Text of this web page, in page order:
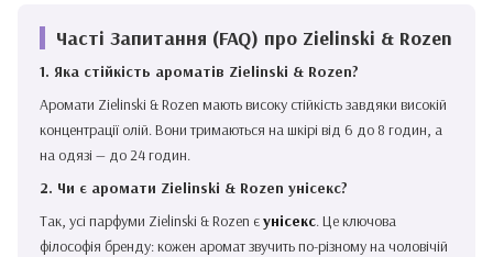
Часті Запитання (FAQ) про Zielinski & Rozen
1. Яка стійкість ароматів Zielinski & Rozen?
Аромати Zielinski & Rozen мають високу стійкість завдяки високій
концентрації олій. Вони тримаються на шкірі від 6 до 8 годин, а
на одязі — до 24 годин.
2. Чи є аромати Zielinski & Rozen унісекс?
Так, усі парфуми Zielinski & Rozen єунісекс. Це ключова
філософія бренду: кожен аромат звучить по-різному на чоловічій